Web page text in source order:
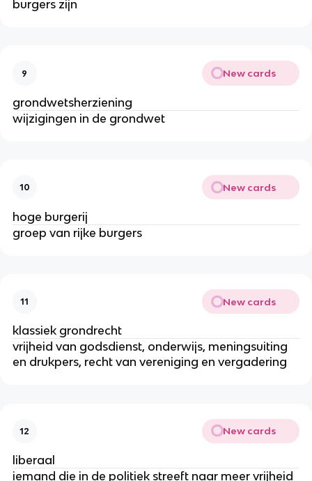
burgers zijn
9 New cards
grondwetsherziening
wijzigingen in de grondwet
10 New cards
hoge burgerij
groep van rijke burgers
11 New cards
klassiek grondrecht
vrijheid van godsdienst, onderwijs, meningsuiting
en drukpers, recht van vereniging en vergadering
12 New cards
liberaal
iemand die in de politiek streeft naar meer vrijheid